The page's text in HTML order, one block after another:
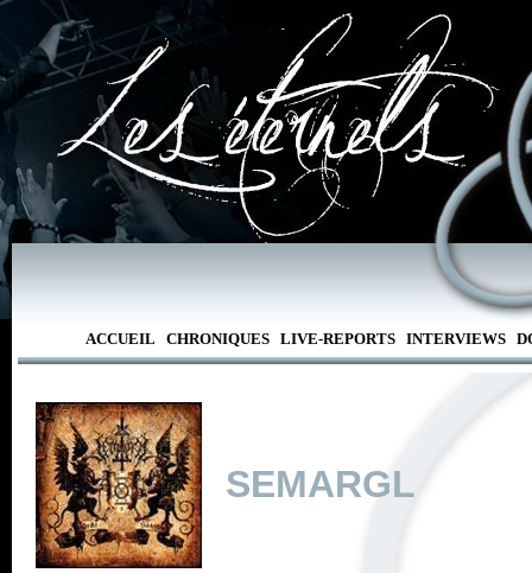
ACCUEIL CHRONIQUES LIVE-REPORTS INTERVIEWS
SEMARGL